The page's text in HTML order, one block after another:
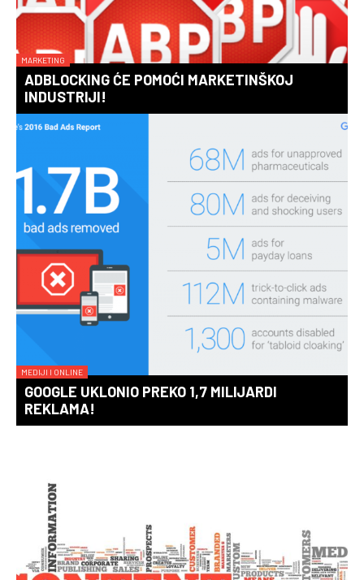
MARKETING
ADBLOCKING ĆE POMOĆI MARKETINŠKOJ
INDUSTRIJI!
MEDIJI I ONLINE
GOOGLE UKLONIO PREKO 1,7 MILIJARDI
REKLAMA!